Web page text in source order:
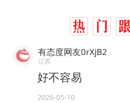
有态度网友0rXjB2
江苏
好不容易
2026-05-10